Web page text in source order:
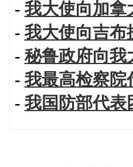
- 我大使向加拿
- 我大使向吉布
- 秘鲁政府向我
- 我最高检察院
- 我国防部代表